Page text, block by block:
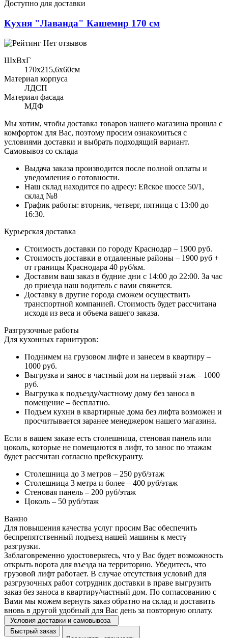
Доступно для доставки
Кухня "Лаванда" Кашемир 170 см
Нет отзывов
ШхВхГ
170x215,6х60см
Материал корпуса
ЛДСП
Материал фасада
МДФ
Мы хотим, чтобы доставка товаров нашего магазина прошла с
комфортом для Вас, поэтому просим ознакомиться с
условиями доставки и выбрать подходящий вариант.
Самовывоз со склада
Выдача заказа производится после полной оплаты и
уведомления о готовности.
Наш склад находится по адресу: Ейское шоссе 50/1,
склад №8
График работы: вторник, четверг, пятница с 13:00 до
16:30.
Курьерская доставка
Стоимость доставки по городу Краснодар – 1900 руб.
Стоимость доставки в отдаленные районы – 1900 руб +
от границы Краснодара 40 руб/км.
Доставим ваш заказ в будние дни с 14:00 до 22:00. За час
до приезда наш водитель с вами свяжется.
Доставку в другие города сможем осуществить
транспортной компанией. Стоимость будет рассчитана
исходя из веса и объема вашего заказа.
Разгрузочные работы
Для кухонных гарнитуров:
Поднимем на грузовом лифте и занесем в квартиру –
1000 руб.
Выгрузка и занос в частный дом на первый этаж – 1000
руб.
Выгрузка к подъезду/частному дому без заноса в
помещение – бесплатно.
Подъем кухни в квартирные дома без лифта возможен и
просчитывается заранее менеджером нашего магазина.
Если в вашем заказе есть столешница, стеновая панель или
цоколь, которые не помещаются в лифт, то занос по этажам
будет рассчитан согласно прейскуранту.
Столешница до 3 метров – 250 руб/этаж
Столешница 3 метра и более – 400 руб/этаж
Стеновая панель – 200 руб/этаж
Цоколь – 50 руб/этаж
Важно
Для повышения качества услуг просим Вас обеспечить
беспрепятственный подъезд нашей машины к месту
разгрузки.
Заблаговременно удостоверьтесь, что у Вас будет возможность
открыть ворота для въезда на территорию. Убедитесь, что
грузовой лифт работает. В случае отсутствия условий для
разгрузочных работ сотрудник доставки в праве выгрузить
заказ без заноса в квартиру/частный дом. По согласованию с
Вами мы можем вернуть заказ обратно на склад и доставить
вновь в другой удобный для Вас день за повторную оплату.
Условия доставки и самовывоза
Быстрый заказ